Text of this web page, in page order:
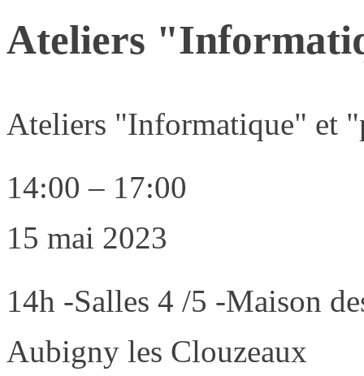
Ateliers
Ateliers "Informatique" et
14:00 – 17:00
15 mai 2023
14h -Salles 4 /5 -Maison
Aubigny les Clouzeaux